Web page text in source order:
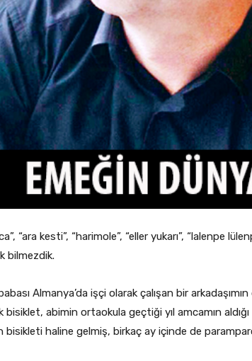
“ara kesti”, “harimole”, “eller yukarı”, “lalenpe
bilmezdik.
Almanya’da işçi olarak çalışan bir
abimin ortaokula geçtiği yıl amcamın
bisikleti haline gelmiş, birkaç ay içinde de